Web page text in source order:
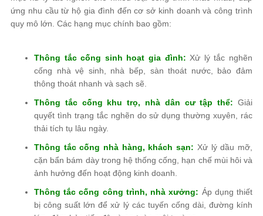
ứng nhu cầu từ hộ gia đình đến cơ sở kinh doanh và công trình
quy mô lớn. Các hạng mục chính bao gồm:
Thông tắc cống sinh hoạt gia đình: Xử lý tắc nghẽn
cống nhà vệ sinh, nhà bếp, sàn thoát nước, bảo đảm
thông thoát nhanh và sạch sẽ.
Thông tắc cống khu trọ, nhà dân cư tập thể: Giải
quyết tình trạng tắc nghẽn do sử dụng thường xuyên, rác
thải tích tụ lâu ngày.
Thông tắc cống nhà hàng, khách sạn: Xử lý dầu mỡ,
cặn bẩn bám dày trong hệ thống cống, hạn chế mùi hôi và
ảnh hưởng đến hoạt động kinh doanh.
Thông tắc cống công trình, nhà xưởng: Áp dụng thiết
bị công suất lớn để xử lý các tuyến cống dài, đường kính